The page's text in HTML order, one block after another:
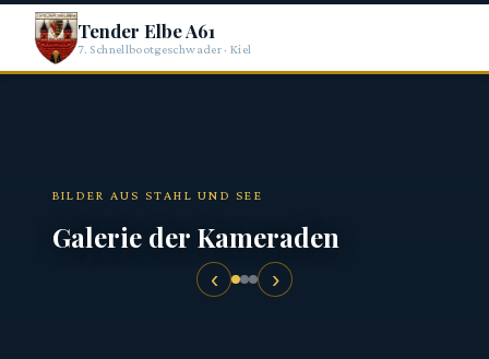
Tender Elbe A61
7. Schnellbootgeschwader · Kiel
‹ ›
BILDER AUS STAHL UND SEE
Galerie der Kameraden